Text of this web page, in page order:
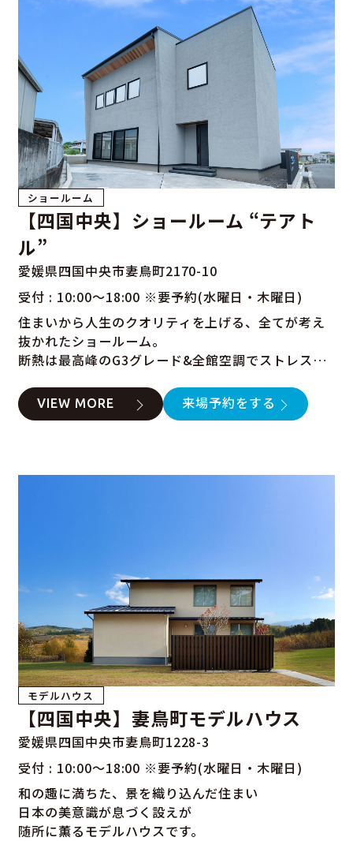
トリプルガラス樹脂サッシが
暑さ寒さからオーナー様を守ります。
イオンモール新居浜まで徒歩9分の好立地
人気の金栄小学校区
3台以上駐車可のおすすめ物件が
3SLDK3,290万円(税込)で
販売中のところ
7月31日までのご契約で
300万円お値引きの2,990万円(税込)で販売中です。
この機会にぜひお越しいただき、
居心地の良さをご体感くださいませ。
ショールーム
【四国中央】ショールーム “テアト
ル”
愛媛県四国中央市妻鳥町2170-10
受付 : 10:00～18:00 ※要予約(水曜日・木曜日)
住まいから人生のクオリティを上げる、全てが考え
抜かれたショールーム。
断熱は最高峰のG3グレード&全館空調でストレスの
家族や仲間と贅沢な時間が楽しめるように、ライブ
ラリーやシアタールーム、屋上も用意。
す。
VIEW MORE 来場予約をする
モデルハウス
【四国中央】妻鳥町モデルハウス
愛媛県四国中央市妻鳥町1228-3
受付 : 10:00～18:00 ※要予約(水曜日・木曜日)
和の趣に満ちた、景を織り込んだ住まい
日本の美意識が息づく設えが
随所に薫るモデルハウスです。